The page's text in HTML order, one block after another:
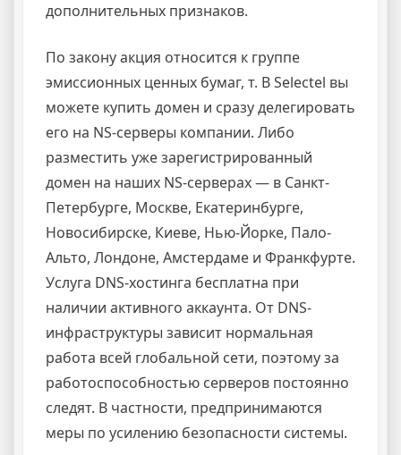
дополнительных признаков.
По закону акция относится к группе
эмиссионных ценных бумаг, т. В Selectel вы
можете купить домен и сразу делегировать
его на NS-серверы компании. Либо
разместить уже зарегистрированный
домен на наших NS-серверах — в Санкт-
Петербурге, Москве, Екатеринбурге,
Новосибирске, Киеве, Нью-Йорке, Пало-
Альто, Лондоне, Амстердаме и Франкфурте.
Услуга DNS-хостинга бесплатна при
наличии активного аккаунта. От DNS-
инфраструктуры зависит нормальная
работа всей глобальной сети, поэтому за
работоспособностью серверов постоянно
следят. В частности, предпринимаются
меры по усилению безопасности системы.